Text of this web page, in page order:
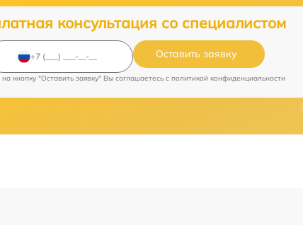
консультация со специалистом
Оставить заявку
кнопку "Оставить заявку" Вы соглашаетесь c политикой конфиденциальности